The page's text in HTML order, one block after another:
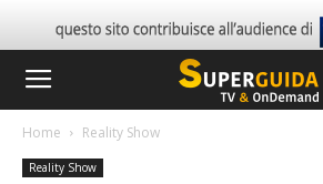
Home Reality Show
Reality Show